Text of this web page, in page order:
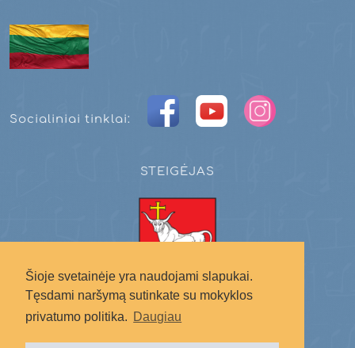
Šioje svetainėje yra naudojami slapukai.
Tęsdami naršymą sutinkate su mokyklos
privatumo politika. Daugiau
Socialiniai tinklai:
STEIGĖJAS
Kauno miesto savivaldybė